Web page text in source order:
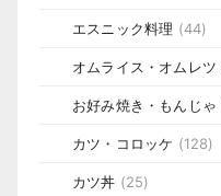
エスニック料理 (44)
オムライス・オムレツ
お好み焼き・もんじゃ
カツ・コロッケ (128)
カツ丼 (25)